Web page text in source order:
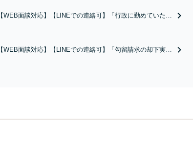
【WEB面談対応】【LINEでの連絡可】「行政に勤めていた経
日・夜間相談可】
【WEB面談対応】【LINEでの連絡可】「勾留請求の却下実績